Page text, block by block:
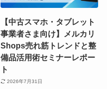
【中古スマホ・タブレット
事業者さま向け】メルカリ
Shops売れ筋トレンドと整
備品活用術セミナーレポー
ト
2026年7月31日